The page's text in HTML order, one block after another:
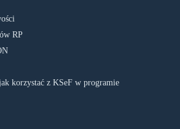
RP
korzystać z KSeF w programie